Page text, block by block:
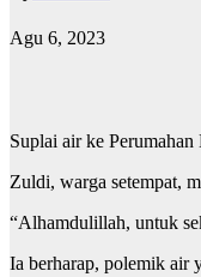
Agu 6, 2023
Suplai air ke
Zuldi, warga setempat,
“Alhamdulillah, untuk
Ia berharap, polemik air